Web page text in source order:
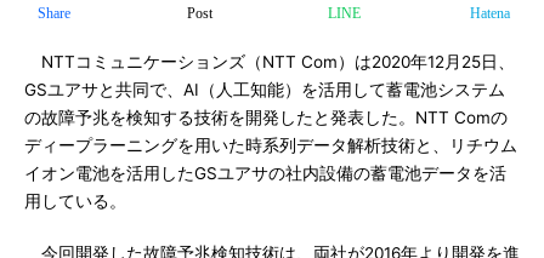
Share Post LINE Hatena
NTTコミュニケーションズ（NTT Com）は2020年12月25日、
GSユアサと共同で、AI（人工知能）を活用して蓄電池システム
の故障予兆を検知する技術を開発したと発表した。NTT Comの
ディープラーニングを用いた時系列データ解析技術と、リチウム
イオン電池を活用したGSユアサの社内設備の蓄電池データを活
用している。
今回開発した故障予兆検知技術は、両社が2016年より開発を進